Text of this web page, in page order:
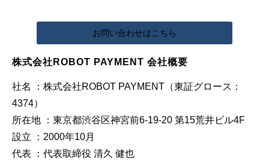
お問い合わせはこちら
株式会社ROBOT PAYMENT 会社概要
社名 ：株式会社ROBOT PAYMENT（東証グロース：
4374）
所在地 ：東京都渋谷区神宮前6-19-20 第15荒井ビル4F
設立 ：2000年10月
代表 ：代表取締役 清久 健也